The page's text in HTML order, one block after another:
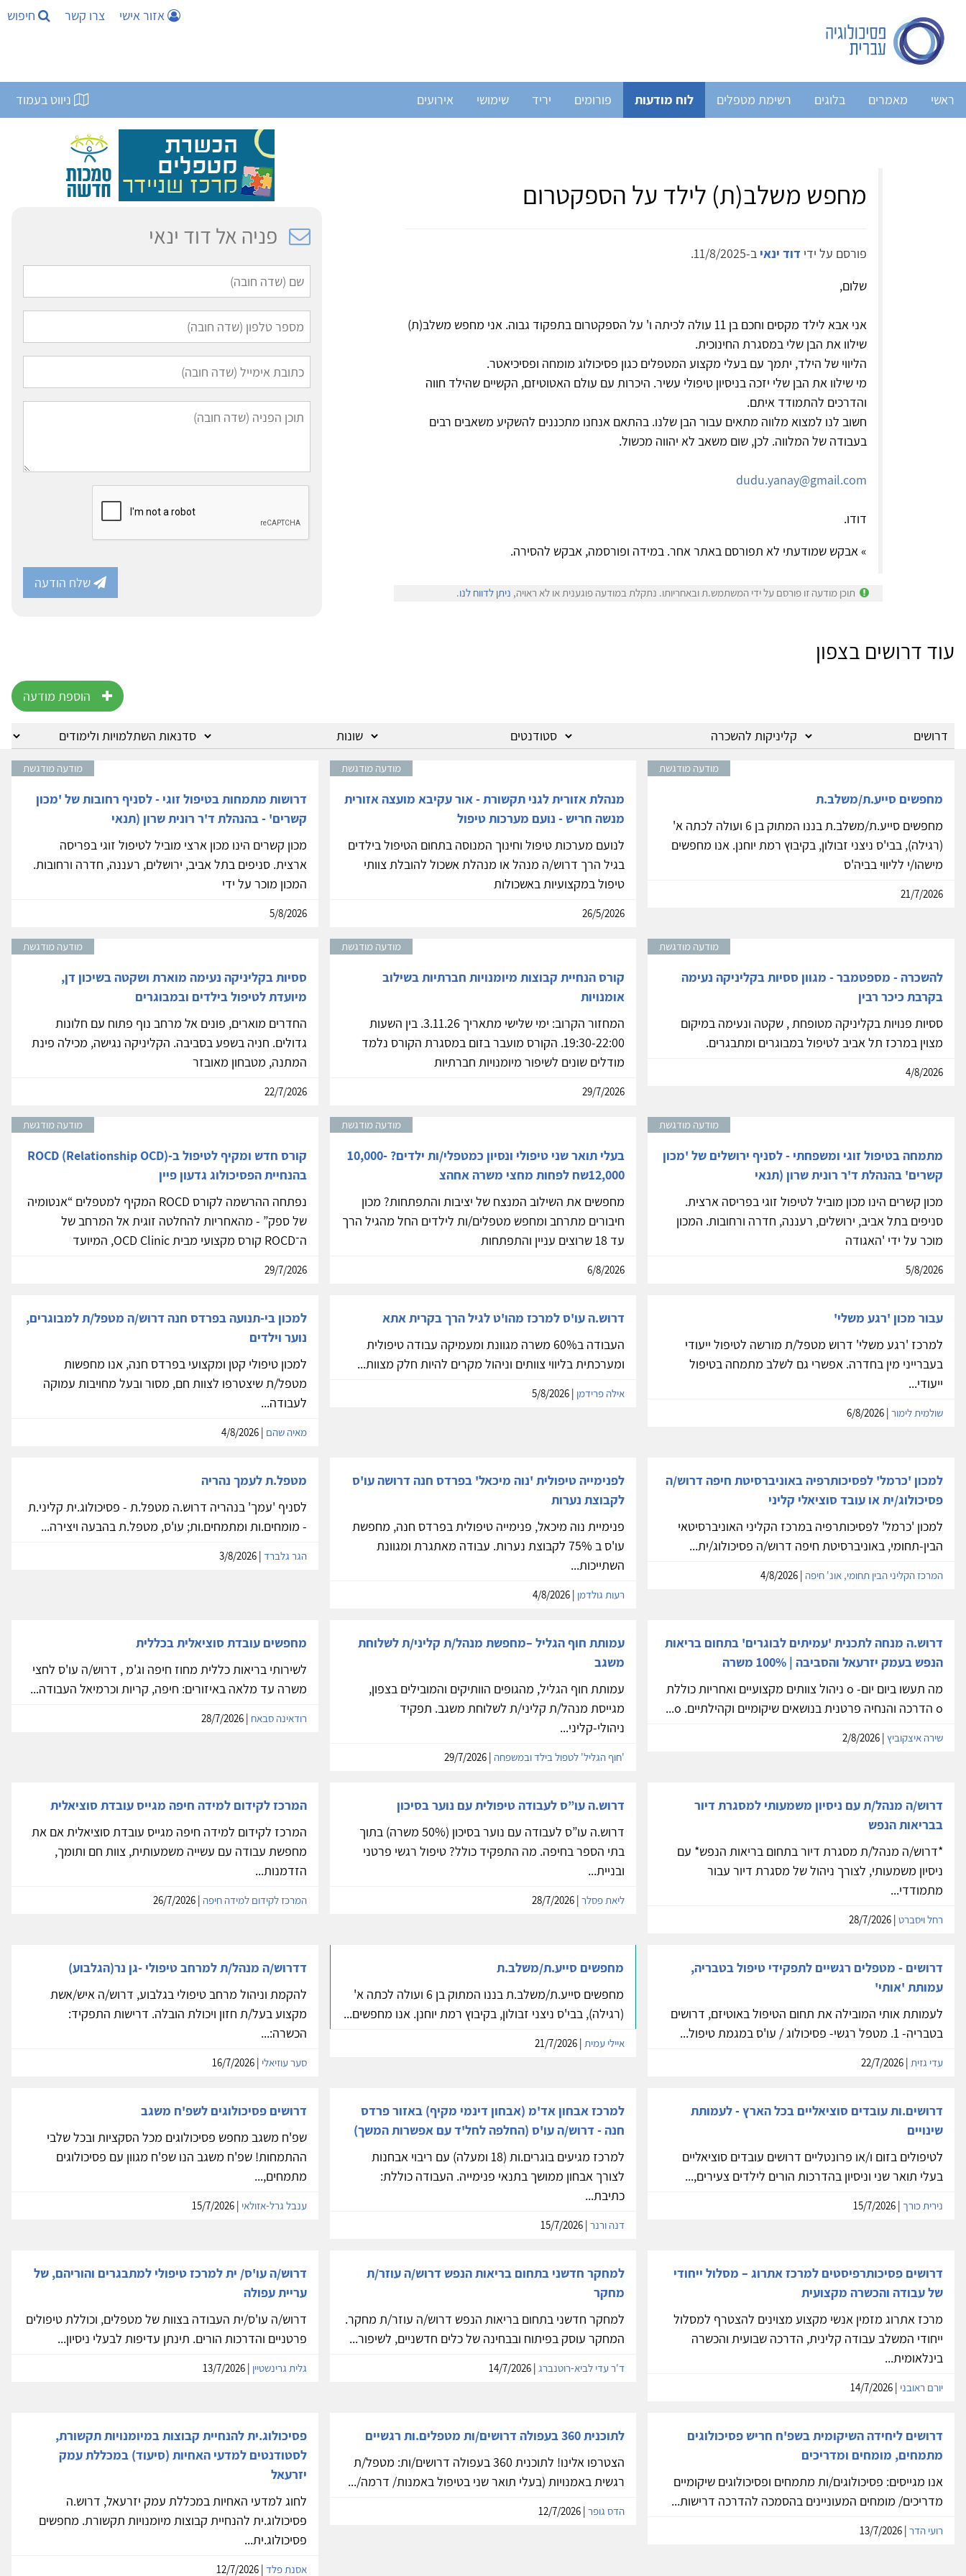
אזור אישי צרו קשר חיפוש
ראשי מאמרים בלוגים רשימת מטפלים לוח מודעות פורומים יריד שימושי אירועים ניווט בעמוד
מחפש משלב(ת) לילד על הספקטרום
פורסם על ידי דוד ינאי ב-11/8/2025.
שלום,
אני אבא לילד מקסים וחכם בן 11 עולה לכיתה ו' על הספקטרום בתפקוד גבוה. אני מחפש משלב(ת)
שילוו את הבן שלי במסגרת החינוכית.
הליווי של הילד, יתמך עם בעלי מקצוע המטפלים כגון פסיכולוג מומחה ופסיכיאטר.
מי שילוו את הבן שלי יזכה בניסיון טיפולי עשיר. היכרות עם עולם האטוטיזם, הקשיים שהילד חווה
והדרכים להתמודד איתם.
חשוב לנו למצוא מלווה מתאים עבור הבן שלנו. בהתאם אנחנו מתכננים להשקיע משאבים רבים
בעבודה של המלווה. לכן, שום משאב לא יהווה מכשול.
dudu.yanay@gmail.com
דודו.
» אבקש שמודעתי לא תפורסם באתר אחר. במידה ופורסמה, אבקש להסירה.
תוכן מודעה זו פורסם על ידי המשתמש.ת ובאחריותו. נתקלת במודעה פוגענית או לא ראויה, ניתן לדווח לנו.
פניה אל דוד ינאי
שלח הודעה
עוד דרושים בצפון
הוספת מודעה
מודעה מודגשת
מחפשים סייע.ת/משלב.ת
מחפשים סייע.ת/משלב.ת בננו המתוק בן 6 ועולה לכתה א'
(רגילה), בבי'ס ניצני זבולון, בקיבוץ רמת יוחנן. אנו מחפשים
מישהו/י לליווי בביה'ס
21/7/2026
מודעה מודגשת
מנהלת אזורית לגני תקשורת - אור עקיבא מועצה אזורית
מנשה חריש - נועם מערכות טיפול
לנועם מערכות טיפול וחינוך המנוסה בתחום הטיפול בילדים
בגיל הרך דרוש/ה מנהל או מנהלת אשכול להובלת צוותי
טיפול במקצועיות באשכולות
26/5/2026
מודעה מודגשת
דרושות מתמחות בטיפול זוגי - לסניף רחובות של 'מכון
קשרים' - בהנהלת ד'ר רונית שרון (תנאי
מכון קשרים הינו מכון ארצי מוביל לטיפול זוגי בפריסה
ארצית. סניפים בתל אביב, ירושלים, רעננה, חדרה ורחובות.
המכון מוכר על ידי
5/8/2026
מודעה מודגשת
להשכרה - מספטמבר - מגוון ססיות בקליניקה נעימה
בקרבת כיכר רבין
ססיות פנויות בקליניקה מטופחת , שקטה ונעימה במיקום
מצוין במרכז תל אביב לטיפול במבוגרים ומתבגרים.
4/8/2026
מודעה מודגשת
קורס הנחיית קבוצות מיומנויות חברתיות בשילוב
אומנויות
המחזור הקרוב: ימי שלישי מתאריך 3.11.26. בין השעות
19:30-22:00. הקורס מועבר בזום במסגרת הקורס נלמד
מודלים שונים לשיפור מיומנויות חברתיות
29/7/2026
מודעה מודגשת
ססיות בקליניקה נעימה מוארת ושקטה בשיכון דן,
מיועדת לטיפול בילדים ובמבוגרים
החדרים מוארים, פונים אל מרחב נוף פתוח עם חלונות
גדולים. חניה בשפע בסביבה. הקליניקה נגישה, מכילה פינת
המתנה, מטבחון מאובזר
22/7/2026
מודעה מודגשת
מתמחה בטיפול זוגי ומשפחתי - לסניף ירושלים של 'מכון
קשרים' בהנהלת ד'ר רונית שרון (תנאי
מכון קשרים הינו מכון מוביל לטיפול זוגי בפריסה ארצית.
סניפים בתל אביב, ירושלים, רעננה, חדרה ורחובות. המכון
מוכר על ידי 'האגודה
5/8/2026
מודעה מודגשת
בעלי תואר שני טיפולי ונסיון כמטפלי/ות ילדים? 10,000-
12,000שח לפחות מחצי משרה אחהצ
מחפשים את השילוב המנצח של יציבות והתפתחות? מכון
חיבורים מתרחב ומחפש מטפלים/ות לילדים החל מהגיל הרך
עד 18 שרוצים עניין והתפתחות
6/8/2026
מודעה מודגשת
קורס חדש ומקיף לטיפול ב-ROCD (Relationship OCD)
בהנחיית הפסיכולוג גדעון פיין
נפתחה ההרשמה לקורס ROCD המקיף למטפלים “אנטומיה
של ספק” - מהאחריות להחלטה זוגית אל המרחב של
ה־ROCD קורס מקצועי מבית OCD Clinic, המיועד
29/7/2026
עבור מכון 'רגע משלי'
למרכז 'רגע משלי' דרוש מטפל/ת מורשה לטיפול ייעודי
בעברייני מין בחדרה. אפשרי גם לשלב מתמחה בטיפול
ייעודי...
שולמית לימור
דרוש.ה עו'ס למרכז מהו'ט לגיל הרך בקרית אתא
העבודה ב60% משרה מגוונת ומעמיקה עבודה טיפולית
ומערכתית בליווי צוותים וניהול מקרים להיות חלק מצוות...
אילה פרידמן
למכון בי-תנועה בפרדס חנה דרוש/ה מטפל/ת למבוגרים,
נוער וילדים
למכון טיפולי קטן ומקצועי בפרדס חנה, אנו מחפשות
מטפל/ת שיצטרפו לצוות חם, מסור ובעל מחויבות עמוקה
לעבודה...
מאיה שהם | 4/8/2026
למכון 'כרמל' לפסיכותרפיה באוניברסיטת חיפה דרוש/ה
פסיכולוג/ית או עובד סוציאלי קליני
למכון 'כרמל' לפסיכותרפיה במרכז הקליני האוניברסיטאי
הבין-תחומי, באוניברסיטת חיפה דרוש/ה פסיכולוג/ית...
המרכז הקליני הבין תחומי, אונ' חיפה
לפנימייה טיפולית 'נוה מיכאל' בפרדס חנה דרושה עו'ס
לקבוצת נערות
פנימיית נוה מיכאל, פנימייה טיפולית בפרדס חנה, מחפשת
עו'ס ב 75% לקבוצת נערות. עבודה מאתגרת ומגוונת
השתייכות...
רעות גולדמן
מטפל.ת לעמך נהריה
לסניף 'עמך' בנהריה דרוש.ה מטפל.ת - פסיכולוג.ית קליני.ת
- מומחים.ות ומתמחים.ות; עו'ס, מטפל.ת בהבעה ויצירה...
הגר גלברד | 3/8/2026
דרוש.ה מנחה לתכנית 'עמיתים לבוגרים' בתחום בריאות
הנפש בעמק יזרעאל והסביבה | 100% משרה
מה תעשו ביום יום- o ניהול צוותים מקצועיים ואחריות כוללת
o הדרכה והנחיה פרטנית בנושאים שיקומיים וקהילתיים. o...
שירה איצקוביץ
עמותת חוף הגליל –מחפשת מנהל/ת קליני/ת לשלוחת
משגב
עמותת חוף הגליל, מהגופים הוותיקים והמובילים בצפון,
מגייסת מנהל/ת קליני/ת לשלוחת משגב. תפקיד
ניהולי-קליני...
'חוף הגליל' לטפול בילד ובמשפחה
מחפשים עובדת סוציאלית בכללית
לשירותי בריאות כללית מחוז חיפה וג'מ , דרוש/ה עו'ס לחצי
משרה עד מלאה באיזורים: חיפה, קריות וכרמיאל העבודה...
רודאינה סבאח | 28/7/2026
דרוש/ה מנהל/ת עם ניסיון משמעותי למסגרת דיור
בבריאות הנפש
*דרוש/ה מנהל/ת מסגרת דיור בתחום בריאות הנפש* עם
ניסיון משמעותי, לצורך ניהול של מסגרת דיור עבור
מתמודדי...
רחל ויסברט
דרוש.ה עו”ס לעבודה טיפולית עם נוער בסיכון
דרוש.ה עו”ס לעבודה עם נוער בסיכון (50% משרה) בתוך
בתי הספר בחיפה. מה התפקיד כולל? טיפול רגשי פרטני
ובניית...
ליאת פסלר| 28/7/2026
המרכז לקידום למידה חיפה מגייס עובדת סוציאלית
המרכז לקידום למידה חיפה מגייס עובדת סוציאלית אם את
מחפשת עבודה עם עשייה משמעותית, צוות חם ותומך,
הזדמנות...
המרכז לקידום למידה חיפה | 26/7/2026
דרושים - מטפלים רגשיים לתפקידי טיפול בטבריה,
עמותת 'אותי'
לעמותת אותי המובילה את תחום הטיפול באוטיזם, דרושים
בטבריה- 1. מטפל רגשי- פסיכולוג / עו'ס במגמת טיפול...
עדי גזית
מחפשים סייע.ת/משלב.ת
מחפשים סייע.ת/משלב.ת בננו המתוק בן 6 ועולה לכתה א'
(רגילה), בבי'ס ניצני זבולון, בקיבוץ רמת יוחנן. אנו מחפשים...
איילי עמית| 21/7/2026
דדרוש/ה מנהל/ת למרחב טיפולי -גן נר(הגלבוע)
להקמת וניהול מרחב טיפולי בגלבוע, דרוש/ה איש/אשת
מקצוע בעל/ת חזון ויכולת הובלה. דרישות התפקיד:
הכשרה:...
סער עוזיאלי | 16/7/2026
דרושים.ות עובדים סוציאליים בכל הארץ - לעמותת
שינויים
לטיפולים בזום ו/או פרונטליים דרושים עובדים סוציאליים
בעלי תואר שני וניסיון בהדרכות הורים לילדים צעירים,...
נירית כורך
למרכז אבחון אד'מ (אבחון דינמי מקיף) באזור פרדס
חנה - דרוש/ה עו'ס (החלפה לחל'ד עם אפשרות המשך)
למרכז מגיעים בוגרים.ות (18 ומעלה) עם ריבוי אבחנות
לצורך אבחון ממושך בתנאי פנימייה. העבודה כוללת:
כתיבת...
דנה ורנר| 15/7/2026
דרושים פסיכולוגים לשפ'ח משגב
שפ'ח משגב מחפש פסיכולוגים מכל הסקציות ובכל שלבי
ההתמחות! שפ'ח משגב הנו שפ'ח מגוון עם פסיכולוגים
מתמחים,...
ענבל גרל-אזולאי | 15/7/2026
דרושים פסיכותרפיסטים למרכז אתרוג – מסלול ייחודי
של עבודה והכשרה מקצועית
מרכז אתרוג מזמין אנשי מקצוע מצוינים להצטרף למסלול
ייחודי המשלב עבודה קלינית, הדרכה שבועית והכשרה
בינלאומית...
יורם ראובני
למחקר חדשני בתחום בריאות הנפש דרוש/ה עוזר/ת
מחקר
למחקר חדשני בתחום בריאות הנפש דרוש/ה עוזר/ת מחקר.
המחקר עוסק בפיתוח ובבחינה של כלים חדשניים, לשיפור...
ד'ר עדי לביא-רוטנברג| 14/7/2026
דרוש/ה עו'ס/ ית למרכז טיפולי למתבגרים והוריהם, של
עריית עפולה
דרוש/ה עו'ס/ית העבודה בצוות של מטפלים, וכוללת טיפולים
פרטניים והדרכות הורים. תינתן עדיפות לבעלי ניסיון...
גלית גרינשטיין | 13/7/2026
דרושים ליחידה השיקומית בשפ'ח חריש פסיכולוגים
מתמחים, מומחים ומדריכים
אנו מגייסים: פסיכולוגים/ות מתמחים ופסיכולוגים שיקומיים
מדריכים/ מומחים המעוניינים בהסמכה להדרכה דרישות...
רועי הדר
לתוכנית 360 בעפולה דרושים/ות מטפלים.ות רגשיים
הצטרפו אלינו! לתוכנית 360 בעפולה דרושים/ות: מטפל/ת
רגשית באמנויות (בעלי תואר שני בטיפול באמנות/ דרמה/...
הדס גופר| 12/7/2026
פסיכולוג.ית להנחיית קבוצות במיומנויות תקשורת,
לסטודנטים למדעי האחיות (סיעוד) במכללת עמק
יזרעאל
לחוג למדעי האחיות במכללת עמק יזרעאל, דרוש.ה
פסיכולוג.ית להנחיית קבוצות מיומנויות תקשורת. מחפשים
פסיכולוג.ית...
אסנת פלד | 12/7/2026